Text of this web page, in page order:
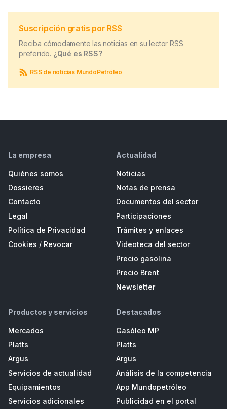
Suscripción gratis por RSS
Reciba cómodamente las noticias en su lector RSS
preferido. ¿Qué es RSS?
RSS de noticias MundoPetróleo
La empresa
Quiénes somos
Dossieres
Contacto
Legal
Política de Privacidad
Cookies / Revocar
Actualidad
Noticias
Notas de prensa
Documentos del sector
Participaciones
Trámites y enlaces
Videoteca del sector
Precio gasolina
Precio Brent
Newsletter
Productos y servicios
Mercados
Platts
Argus
Servicios de actualidad
Equipamientos
Servicios adicionales
Destacados
Gasóleo MP
Platts
Argus
Análisis de la competencia
App Mundopetróleo
Publicidad en el portal